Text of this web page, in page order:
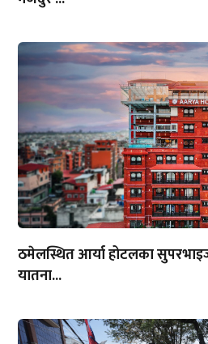
ठमेलस्थित आर्या होटलका
यातना...